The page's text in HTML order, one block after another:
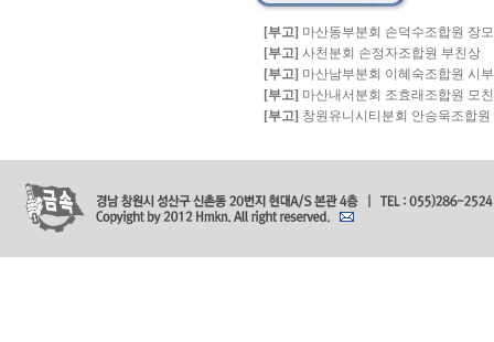
[부고] 마산동부분회 손덕수조합원 장
[부고] 사천분회 손정자조합원 부친상
[부고] 마산남부분회 이혜숙조합원 시
[부고] 마산내서분회 조효래조합원 모
[부고] 창원유니시티분회 안승욱조합원